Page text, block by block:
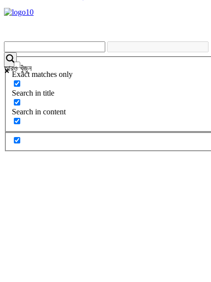
আরও খুঁজুন
Exact matches only
Search in title
Search in content